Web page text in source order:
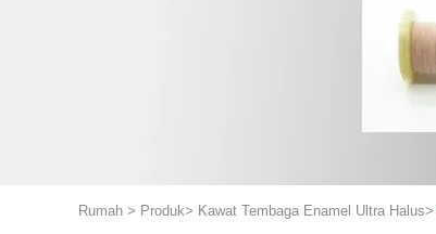
Rumah > Produk> Kawat Tembaga Enamel Ultra Halus>